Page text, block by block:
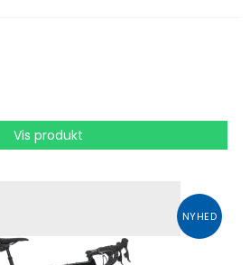
Vis produkt
NYHED